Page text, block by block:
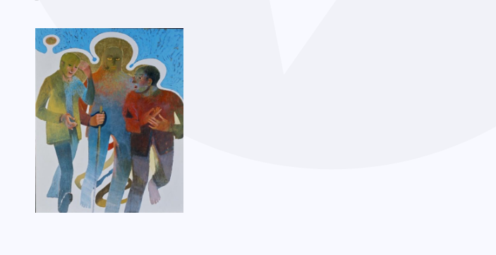
Les 800 ans de
l’église Saint-Nicolas
avec les jeunes de la
TOUTES LES ACTUALITÉS
Guy Gilbert à Waterloo TOUTES LES ACTIVITÉS